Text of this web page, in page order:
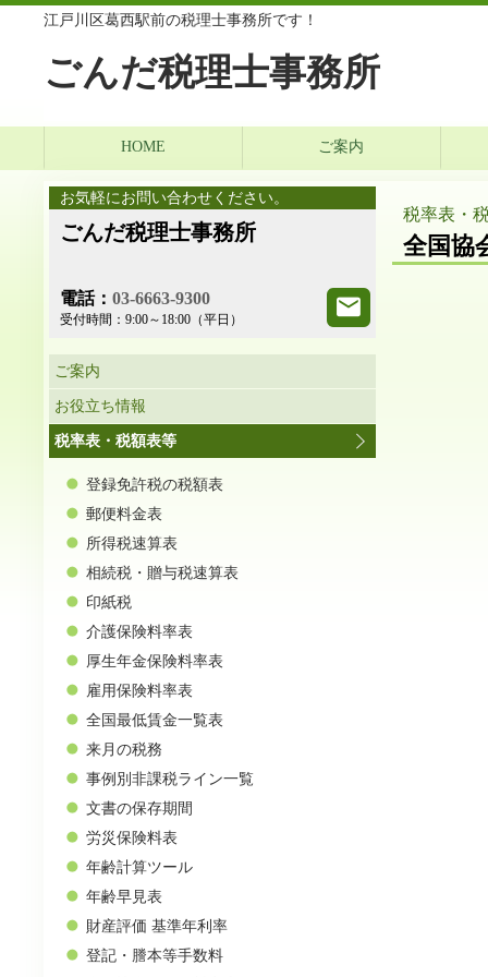
江戸川区葛西駅前の税理士事務所です！
ごんだ税理士事
HOME ご案内
税率表・
全国協
お気軽にお問い合わせください。
ごんだ税理士事務所
電話： 03-6663-9300
受付時間： 9:00～18:00（平日）
ご案内
お役立ち情報
税率表・税額表等
登録免許税の税額表
郵便料金表
所得税速算表
相続税・贈与税速算表
印紙税
介護保険料率表
厚生年金保険料率表
雇用保険料率表
全国最低賃金一覧表
来月の税務
事例別非課税ライン一覧
文書の保存期間
労災保険料表
年齢計算ツール
年齢早見表
財産評価 基準年利率
登記・謄本等手数料